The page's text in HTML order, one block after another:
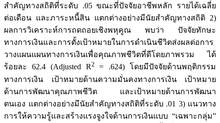
สำคัญทางสถิติที่ระดับ .05 ขณะที่ปัจจัยอาชีพหลัก รายได้เฉลี่ย
ต่อเดือน และภาระหนี้สิน แตกต่างอย่างมีนัยสำคัญทางสถิติ 2)
ผลการวิเคราะห์การถดถอยเชิงพหุคูณ พบว่า ปัจจัยทักษะ
ทางการเงินและการตั้งเป้าหมายในการดำเนินชีวิตส่งผลต่อการ
วางแผนแผนทางการเงินเพื่อคุณภาพชีวิตที่ดีโดยภาพรวม ได้
ร้อยละ 62.4 (Adjusted R2 = .624) โดยมีปัจจัยด้านพฤติกรรม
ทางการเงิน เป้าหมายด้านความมั่นคงทางการเงิน เป้าหมาย
ด้านการพัฒนาคุณภาพชีวิต และเป้าหมายด้านการพัฒนา
ตนเอง แตกต่างอย่างมีนัยสำคัญทางสถิติที่ระดับ .01 3) แนวทาง
การให้ความรู้และสร้างแรงจูงใจด้านการเงินแบบ “เฉพาะกลุ่ม”